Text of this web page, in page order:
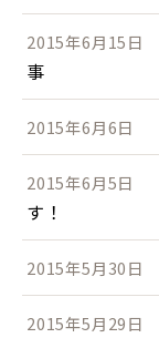
2015年6月15日
事
2015年6月6日
2015年6月5日
す！
2015年5月30日
2015年5月29日